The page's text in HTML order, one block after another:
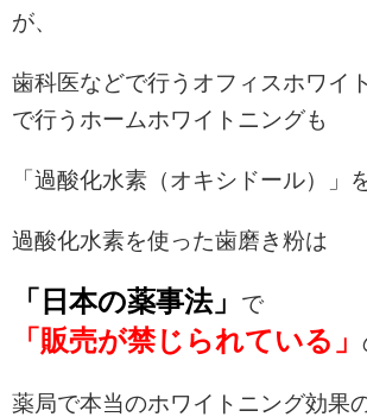
が、
歯科医などで行うオフィスホワイ
で行うホームホワイトニングも
「過酸化水素（オキシドール）」
過酸化水素を使った歯磨き粉は
「日本の薬事法」 で
「販売が禁じられている」
薬局で本当のホワイトニング効果